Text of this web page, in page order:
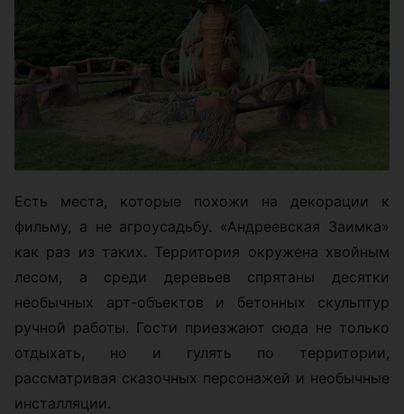
Есть места, которые похожи на декорации к
фильму, а не агроусадьбу. «Андреевская Заимка»
как раз из таких. Территория окружена хвойным
лесом, а среди деревьев спрятаны десятки
необычных арт-объектов и бетонных скульптур
ручной работы. Гости приезжают сюда не только
отдыхать, но и гулять по территории,
рассматривая сказочных персонажей и необычные
инсталляции.